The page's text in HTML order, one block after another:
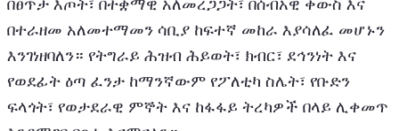
በፀጥታ እጦት፣ በተቋማዊ አለመረጋጋት፣ በሰብአዊ ቀውስ እና
በተራዘመ አለመተማመን ሳቢያ ከፍተኛ መከራ እያሳለፈ መሆኑን
እንገነዘባለን። የትግራይ ሕዝብ ሕይወት፣ ክብር፣ ደኅንነት እና
የወደፊት ዕጣ ፈንታ ከማንኛውም የፖለቲካ ስሌት፣ የቡድን
ፍላጎት፣ የወታደራዊ ምኞት እና ከፋፋይ ትረካዎች በላይ ሊቀመጥ